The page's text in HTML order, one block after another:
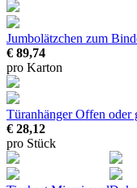
Jumbolätzchen zum
€ 89,74
pro Karton
TüranhängerOffen oder
€ 28,12
pro Stück